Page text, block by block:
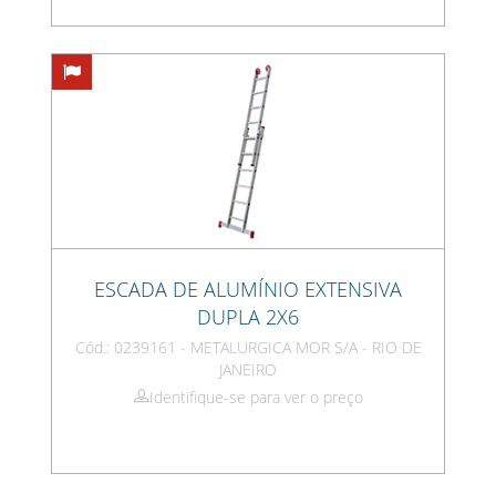
ESCADA DE ALUMÍNIO EXTENSIVA
DUPLA 2X6
Cód.: 0239161 - METALURGICA MOR S/A - RIO DE
JANEIRO
Identifique-se para ver o preço